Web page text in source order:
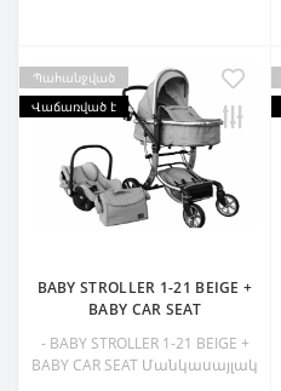
Պահանջված
Վաճառված է
BABY STROLLER 1-21 BEIGE +
BABY CAR SEAT
- BABY STROLLER 1-21 BEIGE +
BABY CAR SEAT Մանկասայլակ